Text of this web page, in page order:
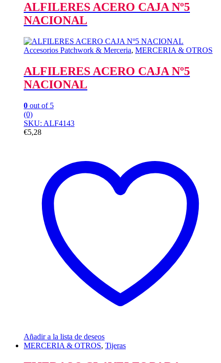
ALFILERES ACERO CAJA Nº5
NACIONAL
Accesorios Patchwork & Merceria, MERCERIA & OTROS
ALFILERES ACERO CAJA Nº5
NACIONAL
0 out of 5
(0)
SKU: ALF4143
€5,28
Añadir a la lista de deseos
MERCERIA & OTROS, Tijeras